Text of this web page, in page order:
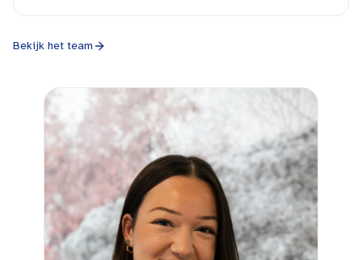
Bekijk het team